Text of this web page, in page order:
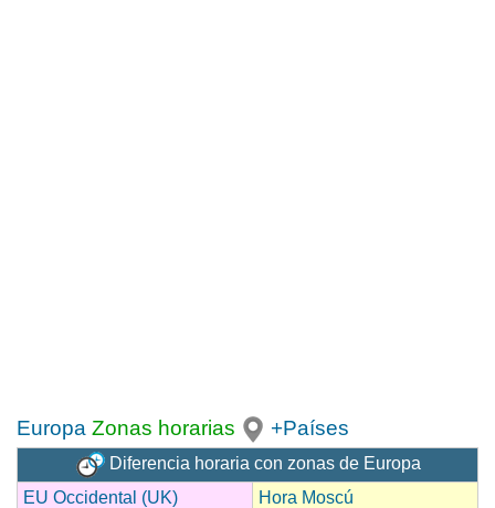
Europa Zonas horarias +Países
Diferencia horaria con zonas de Europa
EU Occidental (UK)
Hora Moscú